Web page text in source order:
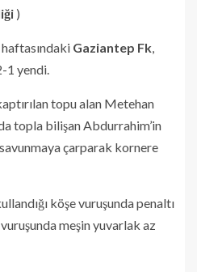
)
haftasındaki Gaziantep Fk,
1 yendi.
topu alan Metehan
topla bilişan Abdurrahim’in
çarparak kornere
köşe vuruşunda penaltı
meşin yuvarlak az